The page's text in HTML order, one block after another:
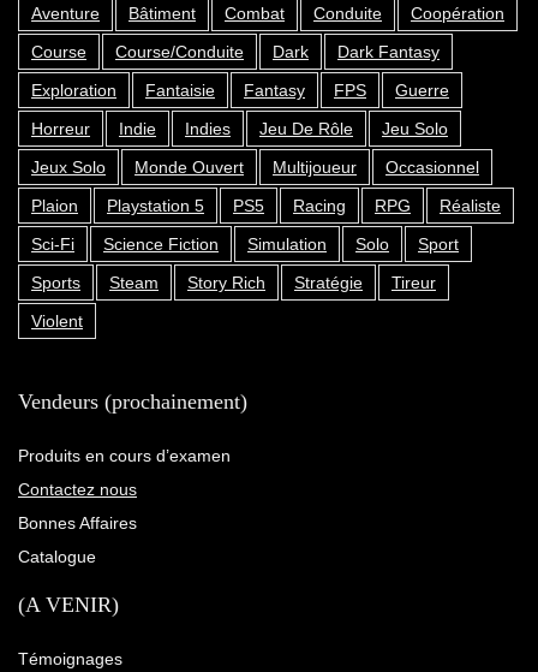
Aventure
Bâtiment Combat Conduite
Coopération
Course
Course/Conduite Dark
Dark Fantasy
Exploration
Fantaisie Fantasy FPS
Guerre
Horreur
Indie Indies Jeu De Rôle
Jeu Solo
Jeux Solo
Monde Ouvert Multijoueur
Occasionnel
Plaion
Playstation 5 PS5 Racing RPG
Réaliste
Sci-Fi
Science Fiction Simulation Solo
Sport
Sports
Steam Story Rich Stratégie
Tireur
Violent
Vendeurs (prochainement)
Produits en cours d’examen
Contactez nous
Bonnes Affaires
Catalogue
(A VENIR)
Témoignages